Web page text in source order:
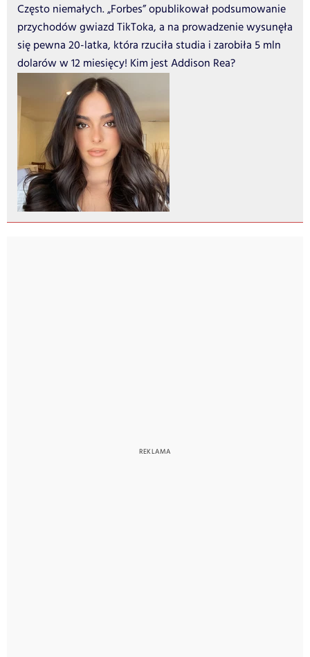
Często niemałych. „Forbes” opublikował podsumowanie
przychodów gwiazd TikToka, a na prowadzenie wysunęła
się pewna 20-latka, która rzuciła studia i zarobiła 5 mln
dolarów w 12 miesięcy! Kim jest Addison Rea?